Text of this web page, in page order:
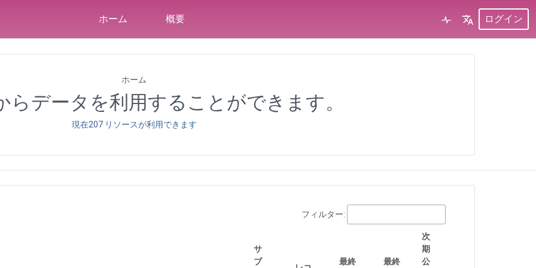
ホーム 概要 ログイン
ホーム
らデータを利用することができます。
現在207 リソースが利用できます
フィルター:
サ
ブ
最終 最終
次
期
公